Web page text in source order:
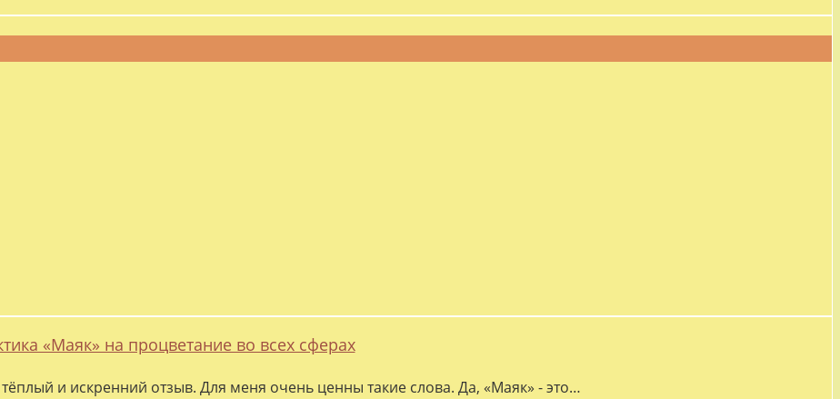
«Маяк» на процветание во всех сферах
и искренний отзыв. Для меня очень ценны такие слова. Да, «Маяк» - это…